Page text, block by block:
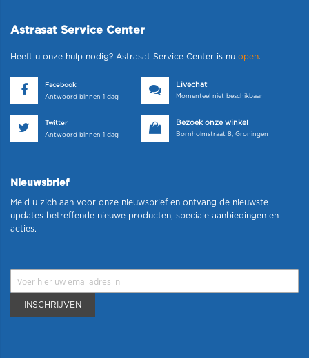
Astrasat Service Center
Heeft u onze hulp nodig? Astrasat Service Center is nu open.
Facebook
Antwoord binnen 1 dag
Livechat
Momenteel niet beschikbaar
Twitter
Antwoord binnen 1 dag
Bezoek onze winkel
Bornholmstraat 8, Groningen
Nieuwsbrief
Meld u zich aan voor onze nieuwsbrief en ontvang de nieuwste
updates betreffende nieuwe producten, speciale aanbiedingen en
acties.
INSCHRIJVEN